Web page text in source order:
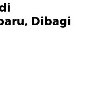
Dibagi